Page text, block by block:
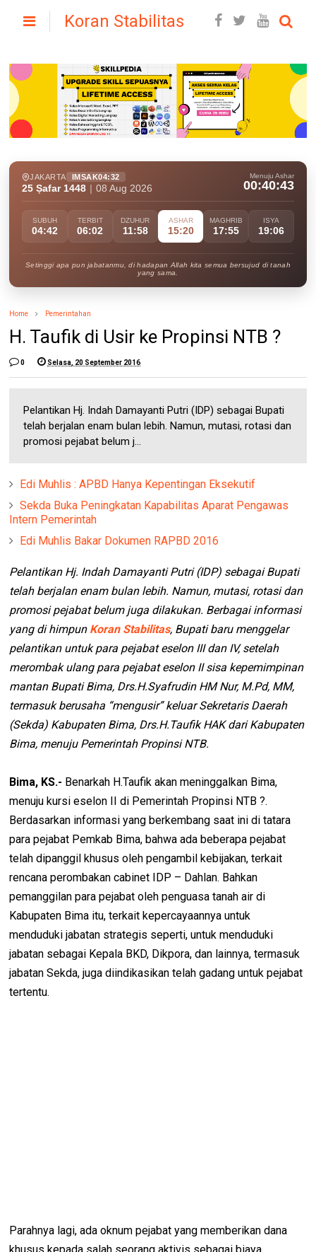
Koran Stabilitas
JAKARTA IMSAK04:32
25 Ṣafar 1448 08 Aug 2026
Menuju Ashar
00:40:41
SUBUH
04:42
TERBIT
06:02
DZUHUR
11:58
ASHAR
15:20
MAGHRIB
17:55
ISYA
19:06
Setinggi apa pun jabatanmu, di hadapan Allah kita semua bersujud di tanah
yang sama.
Home Pemerintahan
H. Taufik di Usir ke Propinsi NTB ?
0 Selasa, 20 September 2016
Pelantikan Hj. Indah Damayanti Putri (IDP) sebagai Bupati
telah berjalan enam bulan lebih. Namun, mutasi, rotasi dan
promosi pejabat belum j...
Edi Muhlis : APBD Hanya Kepentingan Eksekutif
Sekda Buka Peningkatan Kapabilitas Aparat Pengawas
Intern Pemerintah
Edi Muhlis Bakar Dokumen RAPBD 2016
Pelantikan Hj. Indah Damayanti Putri (IDP) sebagai Bupati
telah berjalan enam bulan lebih. Namun, mutasi, rotasi dan
promosi pejabat belum juga dilakukan. Berbagai informasi
yang di himpun Koran Stabilitas, Bupati baru menggelar
pelantikan untuk para pejabat eselon III dan IV, setelah
merombak ulang para pejabat eselon II sisa kepemimpinan
mantan Bupati Bima, Drs.H.Syafrudin HM Nur, M.Pd, MM,
termasuk berusaha “mengusir” keluar Sekretaris Daerah
(Sekda) Kabupaten Bima, Drs.H.Taufik HAK dari Kabupaten
Bima, menuju Pemerintah Propinsi NTB.
Bima, KS.- Benarkah H.Taufik akan meninggalkan Bima,
menuju kursi eselon II di Pemerintah Propinsi NTB ?.
Berdasarkan informasi yang berkembang saat ini di tatara
para pejabat Pemkab Bima, bahwa ada beberapa pejabat
telah dipanggil khusus oleh pengambil kebijakan, terkait
rencana perombakan cabinet IDP – Dahlan. Bahkan
pemanggilan para pejabat oleh penguasa tanah air di
Kabupaten Bima itu, terkait kepercayaannya untuk
menduduki jabatan strategis seperti, untuk menduduki
jabatan sebagai Kepala BKD, Dikpora, dan lainnya, termasuk
jabatan Sekda, juga diindikasikan telah gadang untuk pejabat
tertentu.
Parahnya lagi, ada oknum pejabat yang memberikan dana